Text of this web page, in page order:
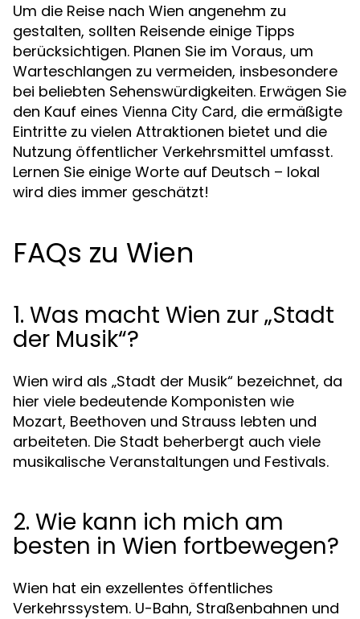
Um die Reise nach Wien angenehm zu
gestalten, sollten Reisende einige Tipps
berücksichtigen. Planen Sie im Voraus, um
Warteschlangen zu vermeiden, insbesondere
bei beliebten Sehenswürdigkeiten. Erwägen Sie
den Kauf eines Vienna City Card, die ermäßigte
Eintritte zu vielen Attraktionen bietet und die
Nutzung öffentlicher Verkehrsmittel umfasst.
Lernen Sie einige Worte auf Deutsch – lokal
wird dies immer geschätzt!
FAQs zu Wien
1. Was macht Wien zur „Stadt
der Musik“?
Wien wird als „Stadt der Musik“ bezeichnet, da
hier viele bedeutende Komponisten wie
Mozart, Beethoven und Strauss lebten und
arbeiteten. Die Stadt beherbergt auch viele
musikalische Veranstaltungen und Festivals.
2. Wie kann ich mich am
besten in Wien fortbewegen?
Wien hat ein exzellentes öffentliches
Verkehrssystem. U-Bahn, Straßenbahnen und